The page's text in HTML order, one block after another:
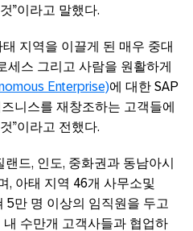
것”이라고 말했다.
태 지역을 이끌게 된 매우 중대
세스 그리고 사람을 원활하게
Enterprise)에 대한 SAP
니스를 재창조하는 고객들에
것”이라고 전했다.
랜드, 인도, 중화권과 동남아시
, 아태 지역 46개 사무소및
5만 명 이상의 임직원을 두고
내 수만개 고객사들과 협업하